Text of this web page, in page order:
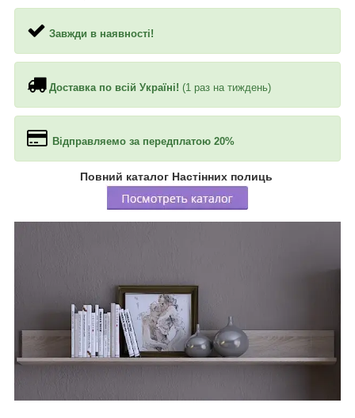
Завжди в наявності!
Доставка по всій Україні! (1 раз на тиждень)
Відправляемо за передплатою 20%
Повний каталог Настінних полиць